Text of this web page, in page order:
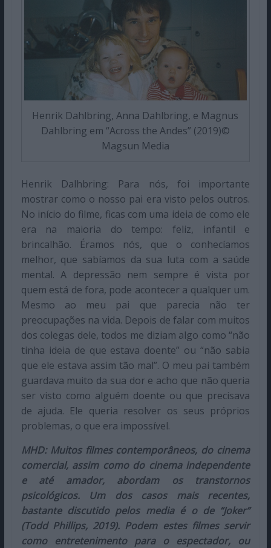
Henrik Dahlbring, Anna Dahlbring, e Magnus
Dahlbring em “Across the Andes” (2019)©
Magsun Media
Henrik Dalhbring: Para nós, foi importante
mostrar como o nosso pai era visto pelos outros.
No início do filme, ficas com uma ideia de como ele
era na maioria do tempo: feliz, infantil e
brincalhão. Éramos nós, que o conhecíamos
melhor, que sabíamos da sua luta com a saúde
mental. A depressão nem sempre é vista por
quem está de fora, pode acontecer a qualquer um.
Mesmo ao meu pai que parecia não ter
preocupações na vida. Depois de falar com muitos
dos colegas dele, todos me diziam algo como “não
tinha ideia de que estava doente” ou “não sabia
que ele estava assim tão mal”. O meu pai também
guardava muito da sua dor e acho que não queria
ser visto como alguém doente ou que precisava
de ajuda. Ele queria resolver os seus próprios
problemas, o que era impossível.
MHD: Muitos filmes contemporâneos, do cinema
comercial, assim como do cinema independente
e até amador, abordam os transtornos
psicológicos. Um dos casos mais recentes,
bastante discutido pelos media é o de “Joker”
(Todd Phillips, 2019). Podem estes filmes servir
como entretenimento para o espectador, ou